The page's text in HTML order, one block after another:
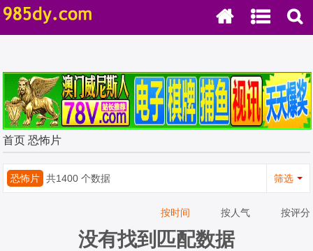
首页 恐怖片
恐怖片 共1400 个数据 筛选
按时间 按人气 按评分
没有找到匹配数据